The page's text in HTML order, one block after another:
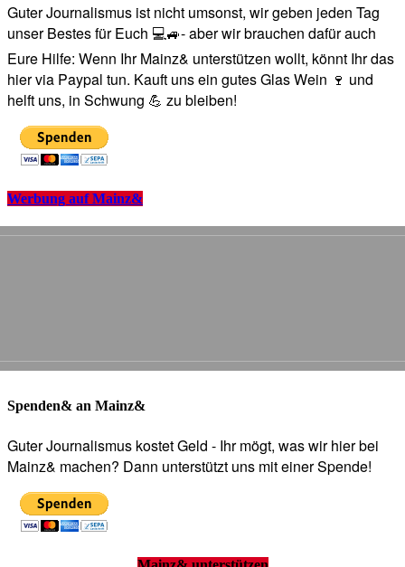
Guter Journalismus ist nicht umsonst, wir geben jeden Tag
unser Bestes für Euch 💻🚙- aber wir brauchen dafür auch
Eure Hilfe: Wenn Ihr Mainz& unterstützen wollt, könnt Ihr das
hier via Paypal tun. Kauft uns ein gutes Glas Wein 🍷 und
helft uns, in Schwung 💪 zu bleiben!
Werbung auf Mainz&
Spenden& an Mainz&
Guter Journalismus kostet Geld - Ihr mögt, was wir hier bei
Mainz& machen? Dann unterstützt uns mit einer Spende!